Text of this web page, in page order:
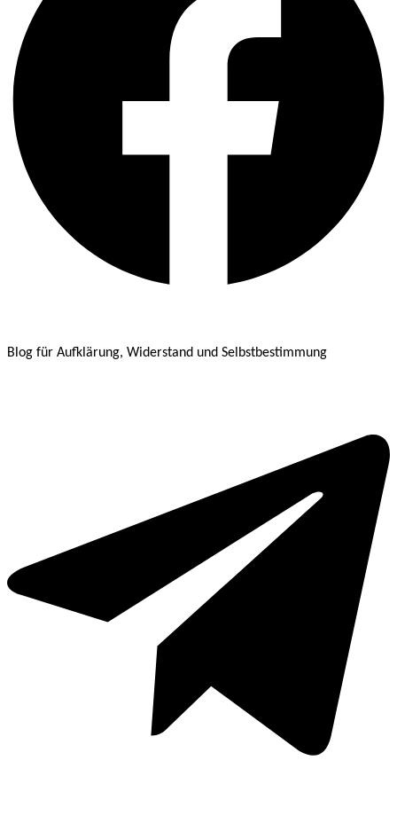
Blog für Aufklärung, Widerstand und Selbstbestimmung